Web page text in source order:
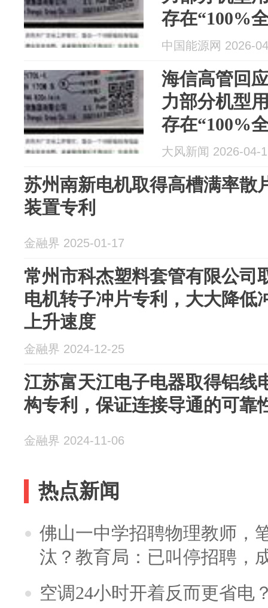
存在“100%
中国能源网 2026-
海信高管回
力部分机型
存在“100%
大风新闻 2026-04-
苏州南新电机取得高槽满率散
装置专利
金融界 2025-01-17
常州市科杰塑料套管有限公司
电机转子冲片专利，大大降低
上升速度
金融界 2024-12-25
江苏富天江电子电器取得铝线
构专利，保证连接导通的可靠
金融界 2024-11-06
热点新闻
佛山一中学招聘物理教师，
汰？教育局：已叫停招聘，
空调24小时开着反而更省电